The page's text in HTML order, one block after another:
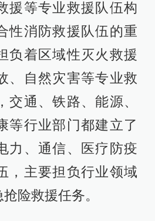
援等专业救援队伍构
性消防救援队伍的重
负着区域性灭火救援
、自然灾害等专业救
交通、铁路、能源、
等行业部门都建立了
力、通信、医疗防疫
，主要担负行业领域
险救援任务。